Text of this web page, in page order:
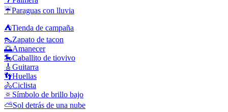
☔Paraguas con lluvia
⛺Tienda de campaña
👠Zapato de tacon
🌅Amanecer
🎠Caballito de tiovivo
🎸 Guitarra
👣Huellas
🚴Ciclista
🔅 Símbolo de brillo bajo
⛅Sol detrás de una nube